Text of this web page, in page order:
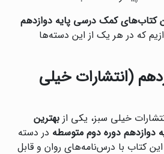
کتاب‌های کمک درسی پایه دوازدهم
که در هر یک از این دسته‌ها
(انتشارات خیلی
خیلی سبز، یکی از بهترین
دوره دوم متوسطه در دسته
کتاب با درس‌نامه‌های روان و قابل